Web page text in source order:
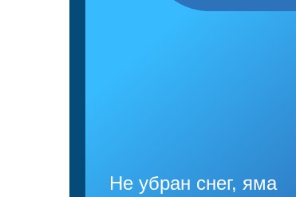
Не убран снег, яма